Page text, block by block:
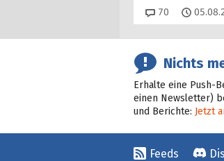
70
Nichts
Erhalte eine Push-
einen Newsletter)
und Berichte: Jetzt
Feeds